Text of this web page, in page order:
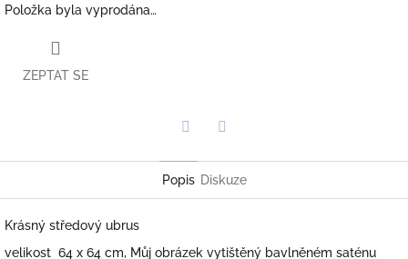
Položka byla vyprodána…
ZEPTAT SE
Popis Diskuze
Krásný středový ubrus
velikost 64 x 64 cm, Můj obrázek vytištěný bavlněném saténu